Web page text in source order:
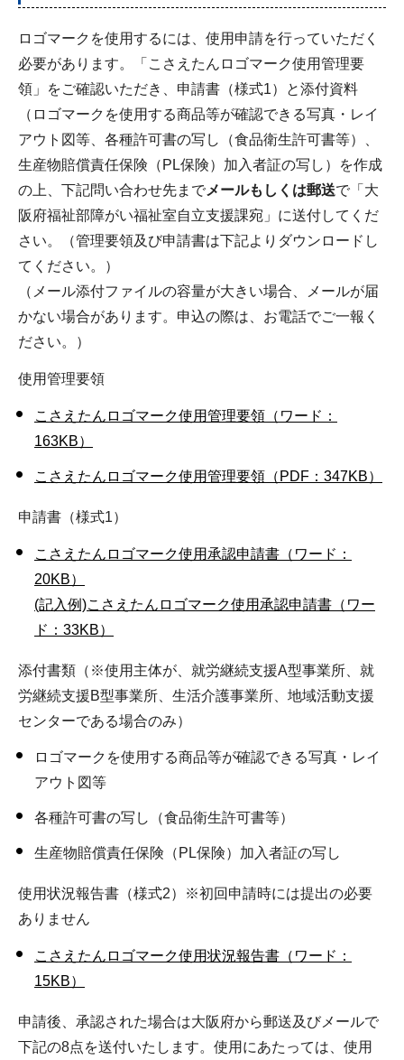
ロゴマークを使用するには、使用申請を行っていただく
必要があります。「こさえたんロゴマーク使用管理要
領」をご確認いただき、申請書（様式1）と添付資料
（ロゴマークを使用する商品等が確認できる写真・レイ
アウト図等、各種許可書の写し（食品衛生許可書等）、
生産物賠償責任保険（PL保険）加入者証の写し）を作成
の上、下記問い合わせ先までメールもしくは郵送で「大
阪府福祉部障がい福祉室自立支援課宛」に送付してくだ
さい。（管理要領及び申請書は下記よりダウンロードし
てください。）
（メール添付ファイルの容量が大きい場合、メールが届
かない場合があります。申込の際は、お電話でご一報く
ださい。）
使用管理要領
こさえたんロゴマーク使用管理要領（ワード：
163KB）
こさえたんロゴマーク使用管理要領（PDF：347KB）
申請書（様式1）
こさえたんロゴマーク使用承認申請書（ワード：
20KB）
(記入例)こさえたんロゴマーク使用承認申請書（ワー
ド：33KB）
添付書類（※使用主体が、就労継続支援A型事業所、就
労継続支援B型事業所、生活介護事業所、地域活動支援
センターである場合のみ）
ロゴマークを使用する商品等が確認できる写真・レイ
アウト図等
各種許可書の写し（食品衛生許可書等）
生産物賠償責任保険（PL保険）加入者証の写し
使用状況報告書（様式2）※初回申請時には提出の必要
ありません
こさえたんロゴマーク使用状況報告書（ワード：
15KB）
申請後、承認された場合は大阪府から郵送及びメールで
下記の8点を送付いたします。使用にあたっては、使用